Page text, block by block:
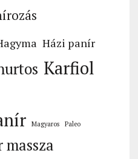
Házi panír
Karfiol
Magyaros Paleo
massza